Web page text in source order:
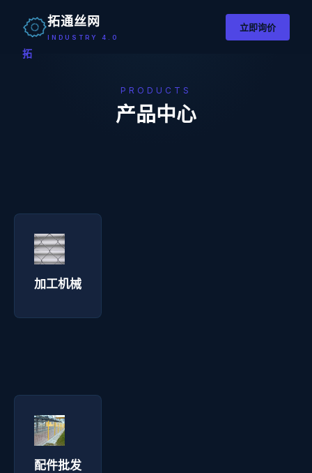
拓
拓通丝网
INDUSTRY 4.0
立即询价
PRODUCTS
产品中心
加工机械
加工机械 - 拓通丝网
询价咨询 →
配件批发
配件批发 - 拓通丝网
询价咨询 →